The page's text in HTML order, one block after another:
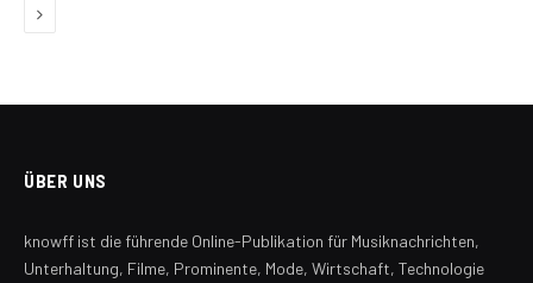
Next
ÜBER UNS
knowff ist die führende Online-Publikation für Musiknachrichten,
Unterhaltung, Filme, Prominente, Mode, Wirtschaft, Technologie